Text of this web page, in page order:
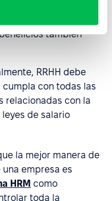
empleados, como
también
RRHH debe
cumpla con todas las
relacionadas con la
de salario
la mejor manera de
empresa es
HRM como
toda la